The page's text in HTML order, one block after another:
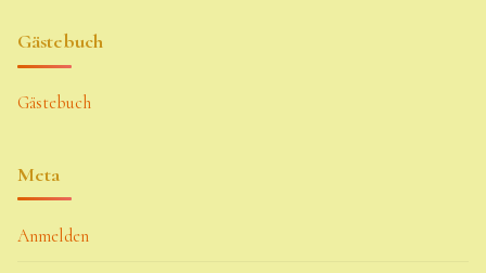
Gästebuch
Gästebuch
Meta
Anmelden